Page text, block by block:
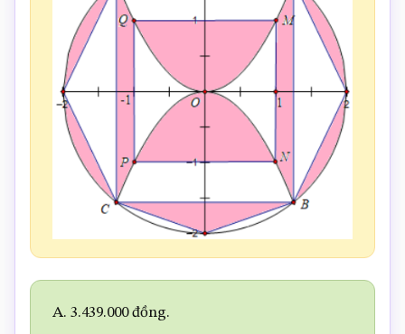
A. 3.439.000 đồng.